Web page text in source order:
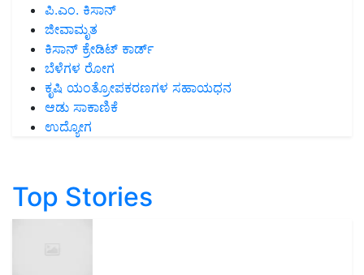
ಪಿ.ಎಂ. ಕಿಸಾನ್
ಜೀವಾಮೃತ
ಕಿಸಾನ್ ಕ್ರೇಡಿಟ್ ಕಾರ್ಡ್
ಬೆಳೆಗಳ ರೋಗ
ಕೃಷಿ ಯಂತ್ರೋಪಕರಣಗಳ ಸಹಾಯಧನ
ಆಡು ಸಾಕಾಣಿಕೆ
ಉದ್ಯೋಗ
Top Stories